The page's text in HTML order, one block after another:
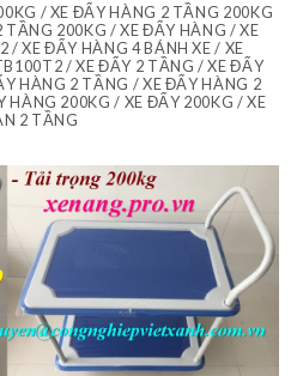
/ XE ĐẨY HÀNG 2 TẦNG 200KG
200KG / XE ĐẨY HÀNG / XE
XE ĐẨY HÀNG 4 BÁNH XE / XE
/ XE ĐẨY 2 TẦNG / XE ĐẨY
HÀNG 2 TẦNG / XE ĐẨY HÀNG 2
HÀNG 200KG / XE ĐẨY 200KG / XE
2 TẦNG